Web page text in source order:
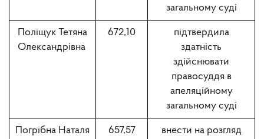
загальному суді
Поліщук Тетяна
Олександрівна
672,10
підтвердила
здатність
здійснювати
правосуддя в
апеляційному
загальному суді
Погрібна Наталя
657,57
внести на розгляд